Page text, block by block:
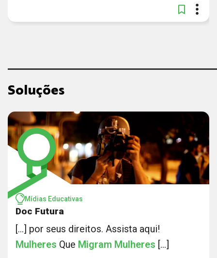
Soluções
Mídias Educativas
Doc Futura
[...] por seus direitos. Assista aqui!
Mulheres Que Migram Mulheres [...]